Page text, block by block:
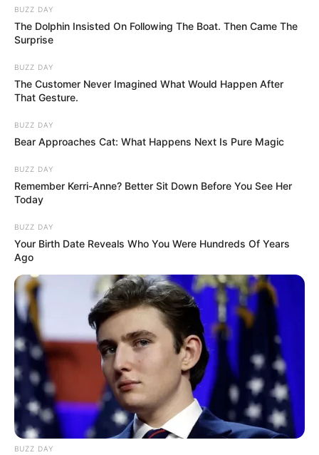
BUZZ DAY
The Dolphin Insisted On Following The Boat. Then Came The
Surprise
BUZZ DAY
The Customer Never Imagined What Would Happen After
That Gesture.
BUZZ DAY
Bear Approaches Cat: What Happens Next Is Pure Magic
BUZZ DAY
Remember Kerri-Anne? Better Sit Down Before You See Her
Today
BUZZ DAY
Your Birth Date Reveals Who You Were Hundreds Of Years
Ago
BUZZ DAY